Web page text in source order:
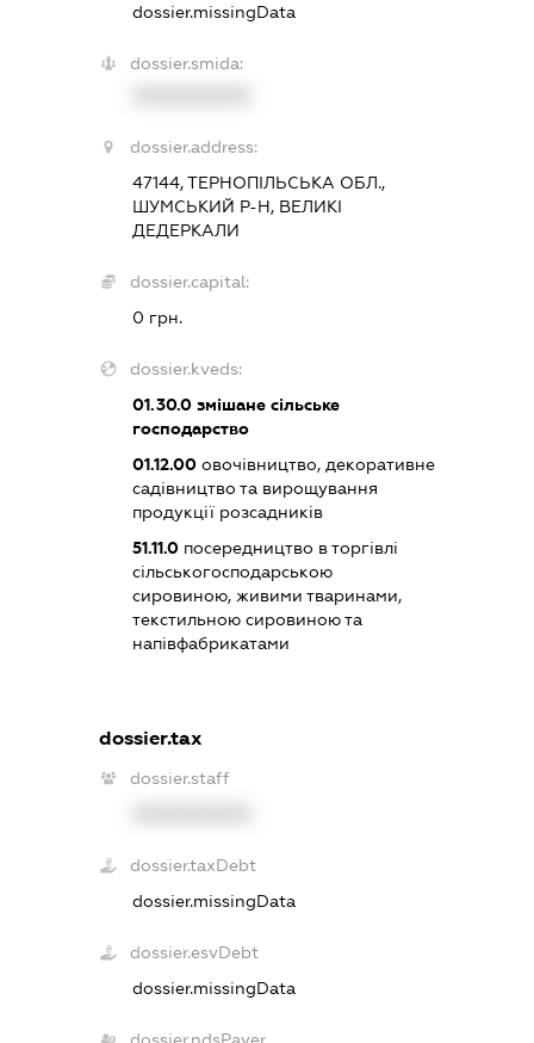
dossier.missingData
dossier.smida:
dossier.address:
47144, ТЕРНОПІЛЬСЬКА ОБЛ.,
ШУМСЬКИЙ Р-Н, ВЕЛИКІ
ДЕДЕРКАЛИ
dossier.capital:
0 грн.
dossier.kveds:
01.30.0змішане сільське
господарство
01.12.00овочівництво, декоративне
садівництво та вирощування
продукції розсадників
51.11.0посередництво в торгівлі
сільськогосподарською
сировиною, живими тваринами,
текстильною сировиною та
напівфабрикатами
dossier.tax
dossier.staff
dossier.taxDebt
dossier.missingData
dossier.esvDebt
dossier.missingData